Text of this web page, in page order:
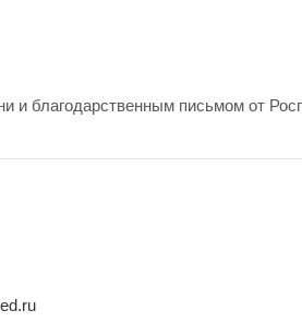
и благодарственным письмом от